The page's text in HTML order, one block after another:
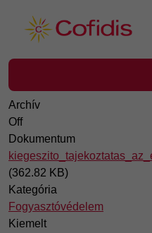
Archív
Off
Dokumentum
(362.82 KB)
Kategória
Fogyasztóvédelem
Kiemelt